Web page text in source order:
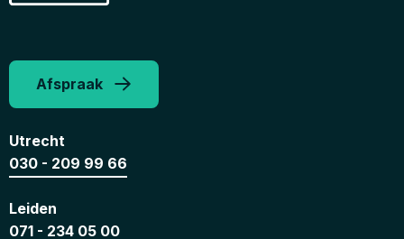
Afspraak
Utrecht
030 - 209 99 66
Leiden
071 - 234 05 00